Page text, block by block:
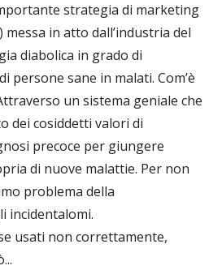
strategia di marketing
messa in atto dall’industria del
diabolica in grado di
persone sane in malati. Com’è
un sistema geniale che
dei cosiddetti valori di
precoce per giungere
di nuove malattie. Per non
problema della
incidentalomi.
usati non correttamente,